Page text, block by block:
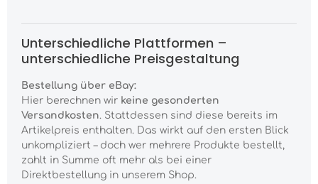
Unterschiedliche Plattformen –
unterschiedliche Preisgestaltung
Bestellung über eBay:
Hier berechnen wir keine gesonderten
Versandkosten. Stattdessen sind diese bereits im
Artikelpreis enthalten. Das wirkt auf den ersten Blick
unkompliziert – doch wer mehrere Produkte bestellt,
zahlt in Summe oft mehr als bei einer
Direktbestellung in unserem Shop.